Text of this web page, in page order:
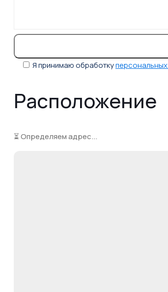
Я принимаю обработку
Расположение
⏳ Определяем адрес...